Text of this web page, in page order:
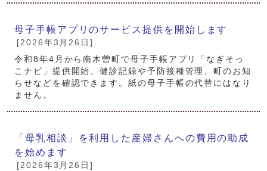
母子手帳アプリのサービス提供を開始します
[2026年3月26日]
令和8年4月から南木曽町で母子手帳アプリ「なぎそっ
こナビ」提供開始。健診記録や予防接種管理、町のお知
らせなどを確認できます。紙の母子手帳の代替にはなり
ません。
「母乳相談」を利用した産婦さんへの費用の助成
を始めます
[2026年3月26日]